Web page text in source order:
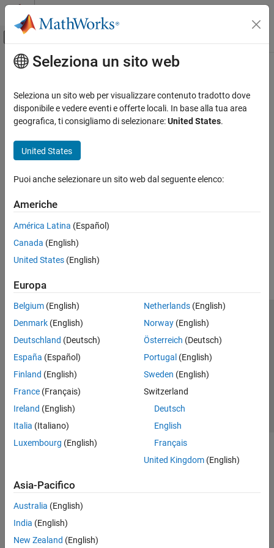
Vai al contenuto
Attiva/disattiva menu di navigazione
Pagina iniziale della documentazione
Contenuto principale
How useful was this information?
Seleziona un sito web
Seleziona un sito web per visualizzare contenuto tradotto dove
disponibile e vedere eventi e offerte locali. In base alla tua area
geografica, ti consigliamo di selezionare:United States.
United States
Puoi anche selezionare un sito web dal seguente elenco:
Americhe
América Latina (Español)
Canada (English)
United States (English)
Europa
Belgium (English)
Denmark (English)
Deutschland (Deutsch)
España (Español)
Finland (English)
France (Français)
Ireland (English)
Italia (Italiano)
Luxembourg (English)
Netherlands(English)
Norway(English)
Österreich (Deutsch)
Portugal (English)
Sweden (English)
Switzerland
Deutsch
English
Français
United Kingdom(English)
Asia-Pacifico
Australia (English)
India (English)
New Zealand (English)
Centro di fiducia
Informativa sulla privacy
Antipirateria
Stato dell'applicazione
Contatti
© 1994-2026 The MathWorks, Inc.